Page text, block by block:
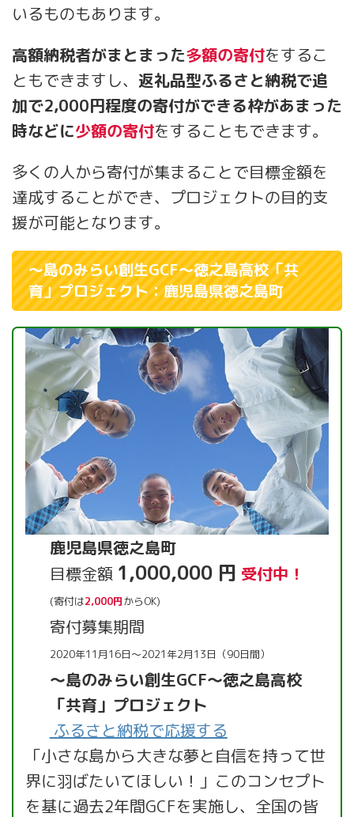
いるものもあります。
高額納税者がまとまった多額の寄付をするこ
ともできますし、 返礼品型ふるさと納税で追
加で2,000円程度の寄付ができる枠があまった
時などに少額の寄付をすることもできます。
多くの人から寄付が集まることで目標金額を
達成することができ、プロジェクトの目的支
援が可能となります。
～島のみらい創生GCF～徳之島高校「共
育」プロジェクト：鹿児島県徳之島町
鹿児島県徳之島町
目標金額 1,000,000 円 受付中！
(寄付は2,000円からOK)
寄付募集期間
2020年11月16日～2021年2月13日（90日間）
～島のみらい創生GCF～徳之島高校
「共育」プロジェクト
ふるさと納税で応援する
「小さな島から大きな夢と自信を持って世
界に羽ばたいてほしい！」このコンセプト
を基に過去2年間GCFを実施し、全国の皆